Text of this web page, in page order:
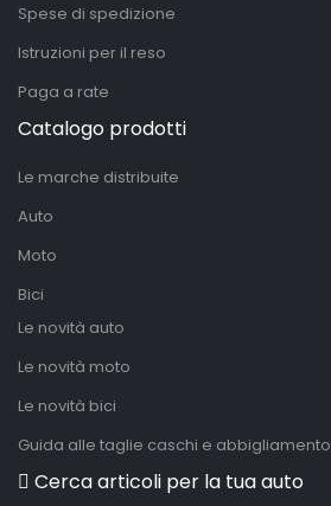
Spese di spedizione
Istruzioni per il reso
Paga a rate
Catalogo prodotti
Le marche distribuite
Auto
Moto
Bici
Le novità auto
Le novità moto
Le novità bici
Guida alle taglie caschi e abbigliamento
Cerca articoli per la tua auto